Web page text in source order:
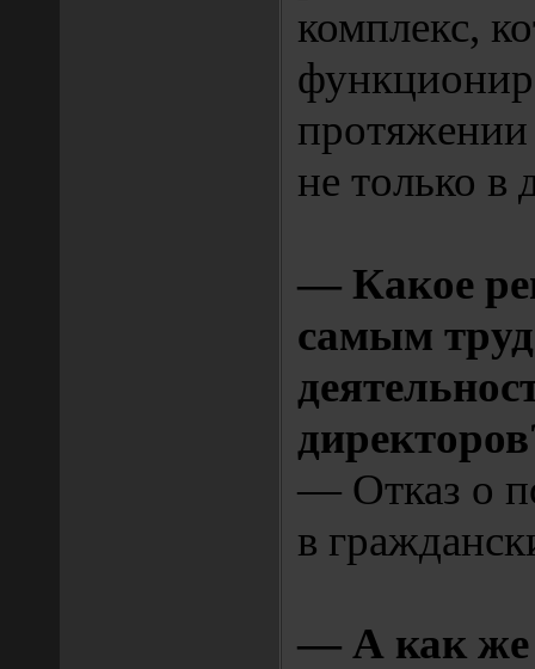
комплекс,
протяжении
не только в
— Какое
самым
— Отказ о
в
— А как же